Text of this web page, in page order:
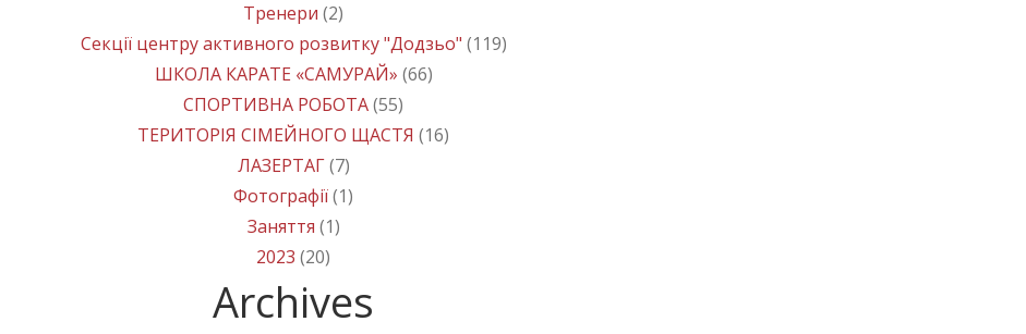
Тренери (2)
Секції центру активного розвитку "Додзьо" (119)
ШКОЛА КАРАТЕ «САМУРАЙ» (66)
СПОРТИВНА РОБОТА(55)
ТЕРИТОРІЯ СІМЕЙНОГО ЩАСТЯ (16)
ЛАЗЕРТАГ(7)
Фотографії(1)
Заняття (1)
2023 (20)
Archives